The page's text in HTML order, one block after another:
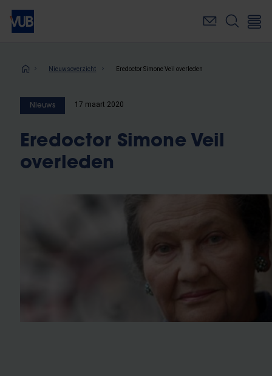
Overslaan
naar
inhoudKruimelpad
Nieuwsoverzicht Eredoctor Simone Veil overleden
Nieuws 17 maart 2020
Eredoctor Simone Veil
overleden